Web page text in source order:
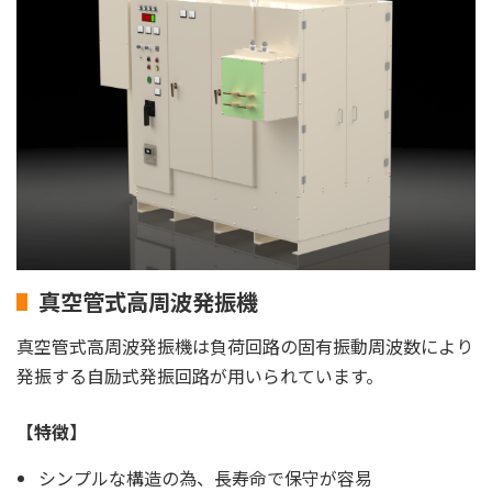
真空管式高周波発振機
真空管式高周波発振機は負荷回路の固有振動周波数により
発振する自励式発振回路が用いられています。
【特徴】
シンプルな構造の為、長寿命で保守が容易